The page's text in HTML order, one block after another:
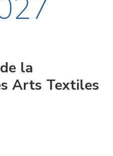
la
Arts Textiles